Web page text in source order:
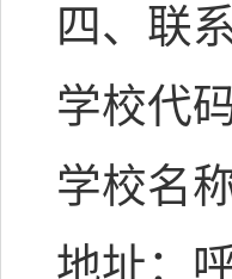
四、联
学校代
学校名
地址：